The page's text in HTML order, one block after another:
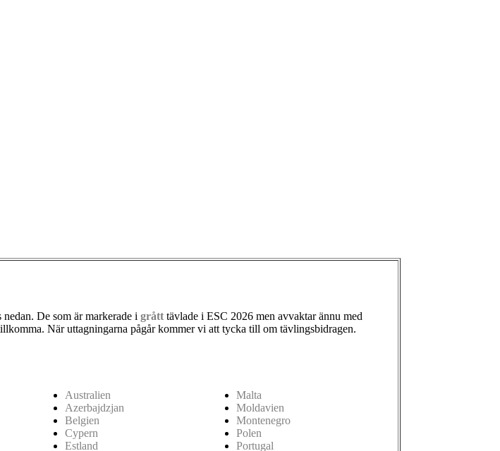
nedan. De som är markerade i grått tävlade i ESC 2026 men avvaktar ännu med
När uttagningarna pågår kommer vi att tycka till om tävlingsbidragen.
Australien
Azerbajdzjan
Belgien
Cypern
Estland
Malta
Moldavien
Montenegro
Polen
Portugal